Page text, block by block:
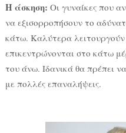
Η άσκηση: Οι γυναίκες που
να εξισορροπήσουν το
κάτω. Καλύτερα λειτουργούν
επικεντρώνονται στο κάτω
του άνω. Ιδανικά θα πρέπει
με πολλές επαναλήψεις.